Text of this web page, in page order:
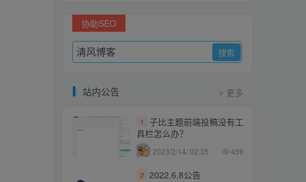
协助SEO
站内公告 更多
1
子比主题前端投稿没有工
具栏怎么办？
2023/2/14/ 02:35 459
2 2022.6.8公告